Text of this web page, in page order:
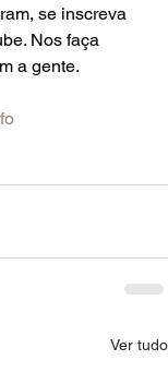
se inscreva
Nos faça
a gente.
Ver tudo